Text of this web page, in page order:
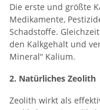
Die erste und größte
Medikamente,
Schadstoffe.
den Kalkgehalt und
Mineral“ Kalium.
2. Natürliches Zeolith
Zeolith wirkt als